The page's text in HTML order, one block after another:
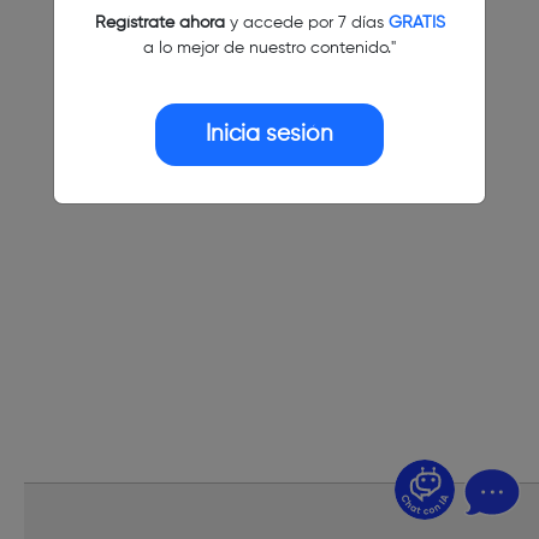
Regístrate ahoray accede por 7 días GRATIS
a lo mejor de nuestro contenido."
Inicia sesión